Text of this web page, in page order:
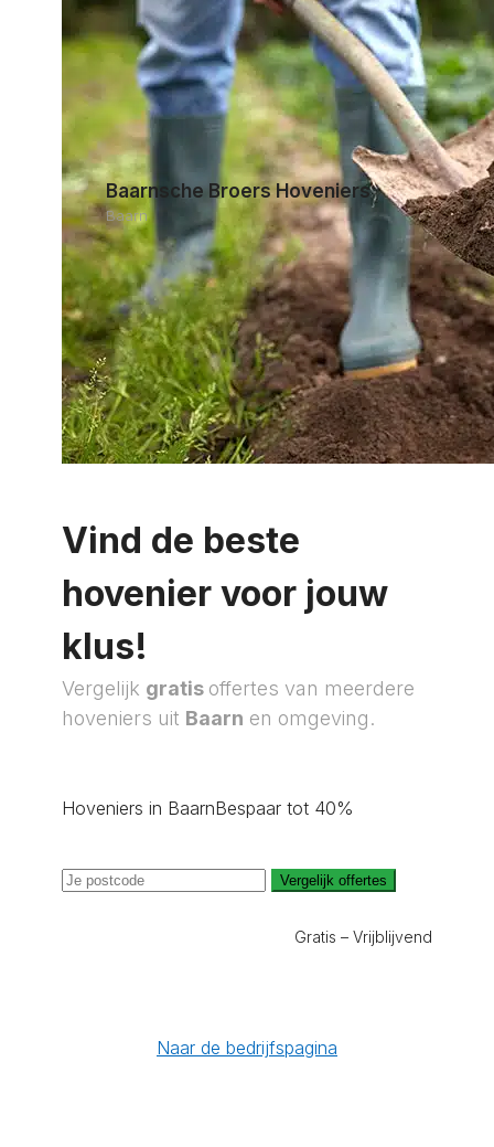
Baarnsche Broers Hoveniers
Baarn
Vind de beste
hovenier voor jouw
klus!
Vergelijk gratis offertes van meerdere
hoveniers uit Baarn en omgeving.
Hoveniers in BaarnBespaar tot 40%
Vergelijk offertes
Gratis – Vrijblijvend
Naar de bedrijfspagina